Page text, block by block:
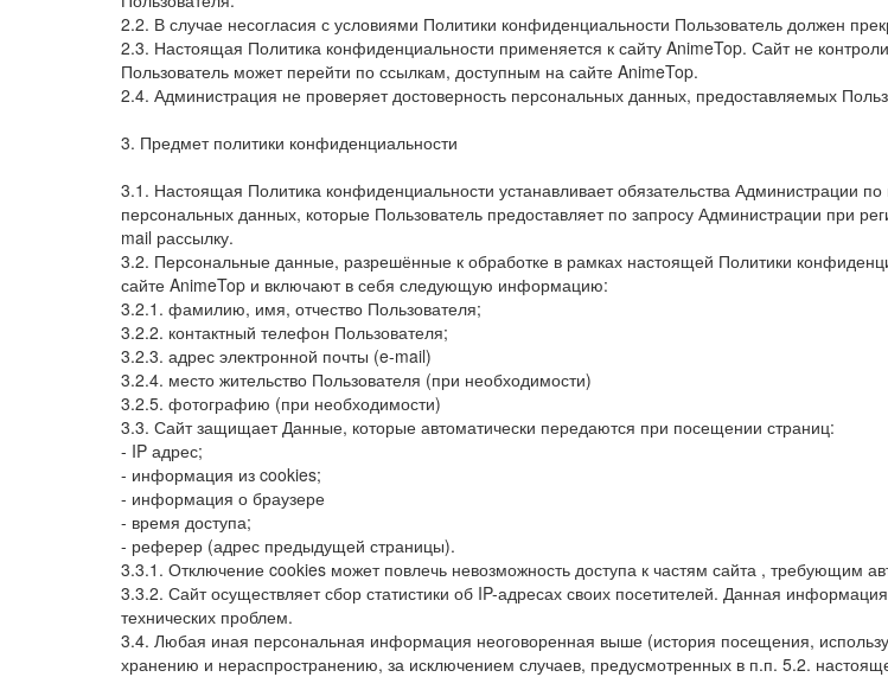
2.2. В случае несогласия с условиями Политики конфиденциальности Пользователь должен
2.3. Настоящая Политика конфиденциальности применяется к сайту AnimeTop. Сайт не
Пользователь может перейти по ссылкам, доступным на сайте AnimeTop.
2.4. Администрация не проверяет достоверность персональных данных, предоставляемых
3. Предмет политики конфиденциальности
3.1. Настоящая Политика конфиденциальности устанавливает обязательства Администрации
персональных данных, которые Пользователь предоставляет по запросу Администрации при
mail рассылку.
3.2. Персональные данные, разрешённые к обработке в рамках настоящей Политики
сайте AnimeTop и включают в себя следующую информацию:
3.2.1. фамилию, имя, отчество Пользователя;
3.2.2. контактный телефон Пользователя;
3.2.3. адрес электронной почты (e-mail)
3.2.4. место жительство Пользователя (при необходимости)
3.2.5. фотографию (при необходимости)
3.3. Сайт защищает Данные, которые автоматически передаются при посещении страниц:
- IP адрес;
- информация из cookies;
- информация о браузере
- время доступа;
- реферер (адрес предыдущей страницы).
3.3.1. Отключение cookies может повлечь невозможность доступа к частям сайта , требующим
3.3.2. Сайт осуществляет сбор статистики об IP-адресах своих посетителей. Данная
технических проблем.
3.4. Любая иная персональная информация неоговоренная выше (история посещения,
хранению и нераспространению, за исключением случаев, предусмотренных в п.п. 5.2.